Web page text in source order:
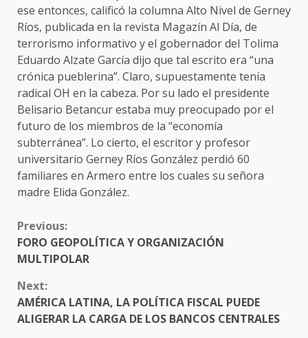
ese entonces, calificó la columna Alto Nivel de Gerney
Ríos, publicada en la revista Magazín Al Día, de
terrorismo informativo y el gobernador del Tolima
Eduardo Alzate García dijo que tal escrito era “una
crónica pueblerina”. Claro, supuestamente tenía
radical OH en la cabeza. Por su lado el presidente
Belisario Betancur estaba muy preocupado por el
futuro de los miembros de la “economía
subterránea”. Lo cierto, el escritor y profesor
universitario Gerney Ríos González perdió 60
familiares en Armero entre los cuales su señora
madre Elida González.
CONTINUE
READING
Previous:
FORO GEOPOLÍTICA Y ORGANIZACIÓN
MULTIPOLAR
Next:
AMÉRICA LATINA, LA POLÍTICA FISCAL PUEDE
ALIGERAR LA CARGA DE LOS BANCOS CENTRALES